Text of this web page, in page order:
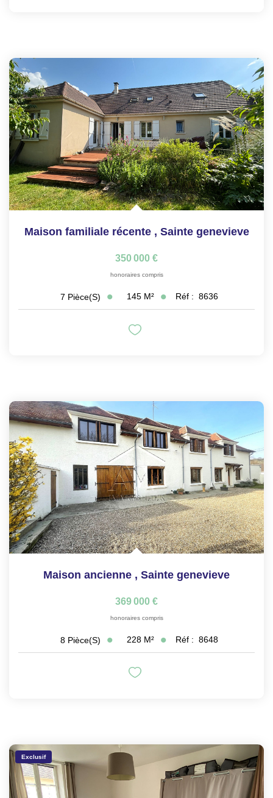
Maison familiale récente , Sainte genevieve
350 000 €
honoraires compris
7 Pièce(s) 145 M² Réf : 8636
Maison ancienne , Sainte genevieve
369 000 €
honoraires compris
8 Pièce(s) 228 M² Réf : 8648
Exclusif